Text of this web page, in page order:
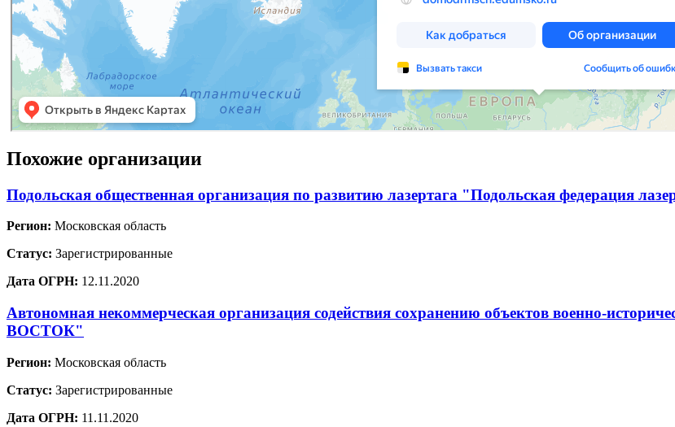
Похожие организации
Подольская общественная организация по развитию лазертага "Подольская федерация
Регион: Московская область
Статус: Зарегистрированные
Дата ОГРН: 12.11.2020
Автономная некоммерческая организация содействия сохранению объектов военно-
ВОСТОК"
Регион: Московская область
Статус: Зарегистрированные
Дата ОГРН: 11.11.2020